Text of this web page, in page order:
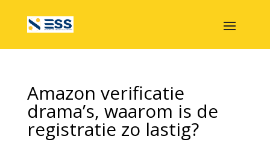
Amazon verificatie
drama’s, waarom is de
registratie zo lastig?